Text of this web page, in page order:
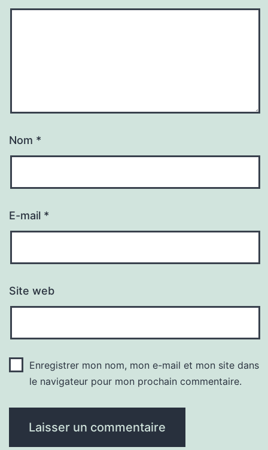
Nom *
E-mail *
Site web
Enregistrer mon nom, mon e-mail et mon site dans
le navigateur pour mon prochain commentaire.